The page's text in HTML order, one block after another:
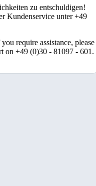
zu entschuldigen!
Kundenservice unter +49
require assistance, please
on +49 (0)30 - 81097 - 601.